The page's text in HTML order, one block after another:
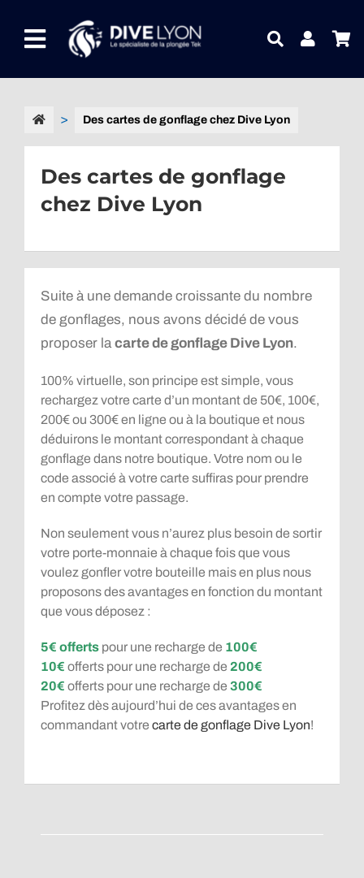
contenuToggle
Navigation
CONTACTEZ-NOUS
Guides
Des cartes de gonflage chez Dive Lyon
Des cartes de gonflage
chez Dive Lyon
Suite à une demande croissante du nombre
de gonflages, nous avons décidé de vous
proposer lacarte de gonflage Dive Lyon.
100% virtuelle, son principe est simple, vous
rechargez votre carte d’un montant de 50€, 100€,
200€ ou 300€ en ligne ou à la boutique et nous
déduirons le montant correspondant à chaque
gonflage dans notre boutique. Votre nom ou le
code associé à votre carte suffiras pour prendre
en compte votre passage.
Non seulement vous n’aurez plus besoin de sortir
votre porte-monnaie à chaque fois que vous
voulez gonfler votre bouteille mais en plus nous
proposons des avantages en fonction du montant
que vous déposez :
5€ offertspour une recharge de 100€
10€ offerts pour une recharge de 200€
20€ offerts pour une recharge de 300€
Profitez dès aujourd’hui de ces avantages en
commandant votre carte de gonflage Dive Lyon!